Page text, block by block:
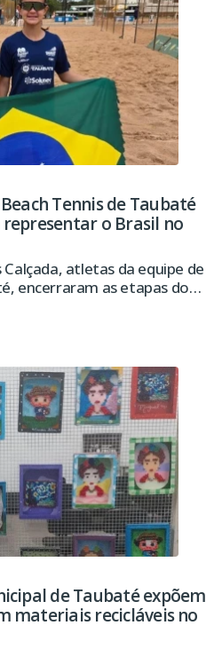
Tennis de Taubaté
o Brasil no
atletas da equipe de
encerraram as etapas do
na liderança do
Sub-12 e foram
Tennis 2026.
de Taubaté expõem
materiais recicláveis no